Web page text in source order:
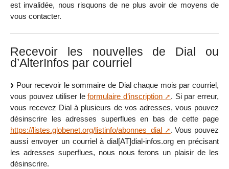
est invalidée, nous risquons de ne plus avoir de moyens de
vous contacter.
Recevoir les nouvelles de Dial ou
d’AlterInfos par courriel
Pour recevoir le sommaire de Dial chaque mois par courriel,
vous pouvez utiliser leformulaire d’inscription
. Si par erreur,
vous recevez Dial à plusieurs de vos adresses, vous pouvez
désinscrire les adresses superflues en bas de cette page
https://listes.globenet.org/listinfo/abonnes_dial
. Vous pouvez
aussi envoyer un courriel à dial[AT]dial-infos.org en précisant
les adresses superflues, nous nous ferons un plaisir de les
désinscrire.